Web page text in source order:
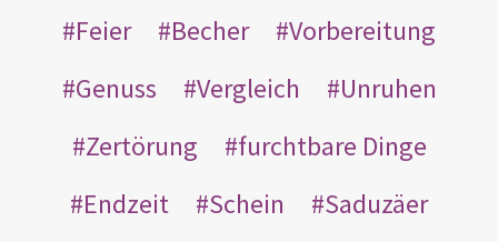
Feier
Becher
Vorbereitung
Genuss
Vergleich
Unruhen
Zertörung
furchtbare Dinge
Endzeit
Schein
Saduzäer